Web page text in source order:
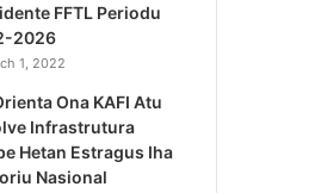
Advogadu
FFTL Periodu
2026
1, 2022
Ona KAFI Atu
Infrastrutura
Hetan Estragus Iha
Nasional